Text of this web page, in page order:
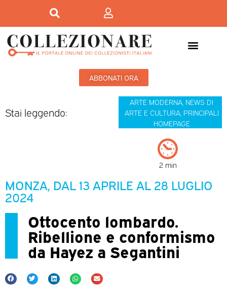
ABBONATI ORA
Stai leggendo:
ARTE MODERNA NEWS DI
ARTE E CULTURA, PRINCIPALI
HOMEPAGE
2 min
MONZA, DAL 13 APRILE AL 28 LUGLIO
2024
Ottocento lombardo.
Ribellione e conformismo
da Hayez a Segantini